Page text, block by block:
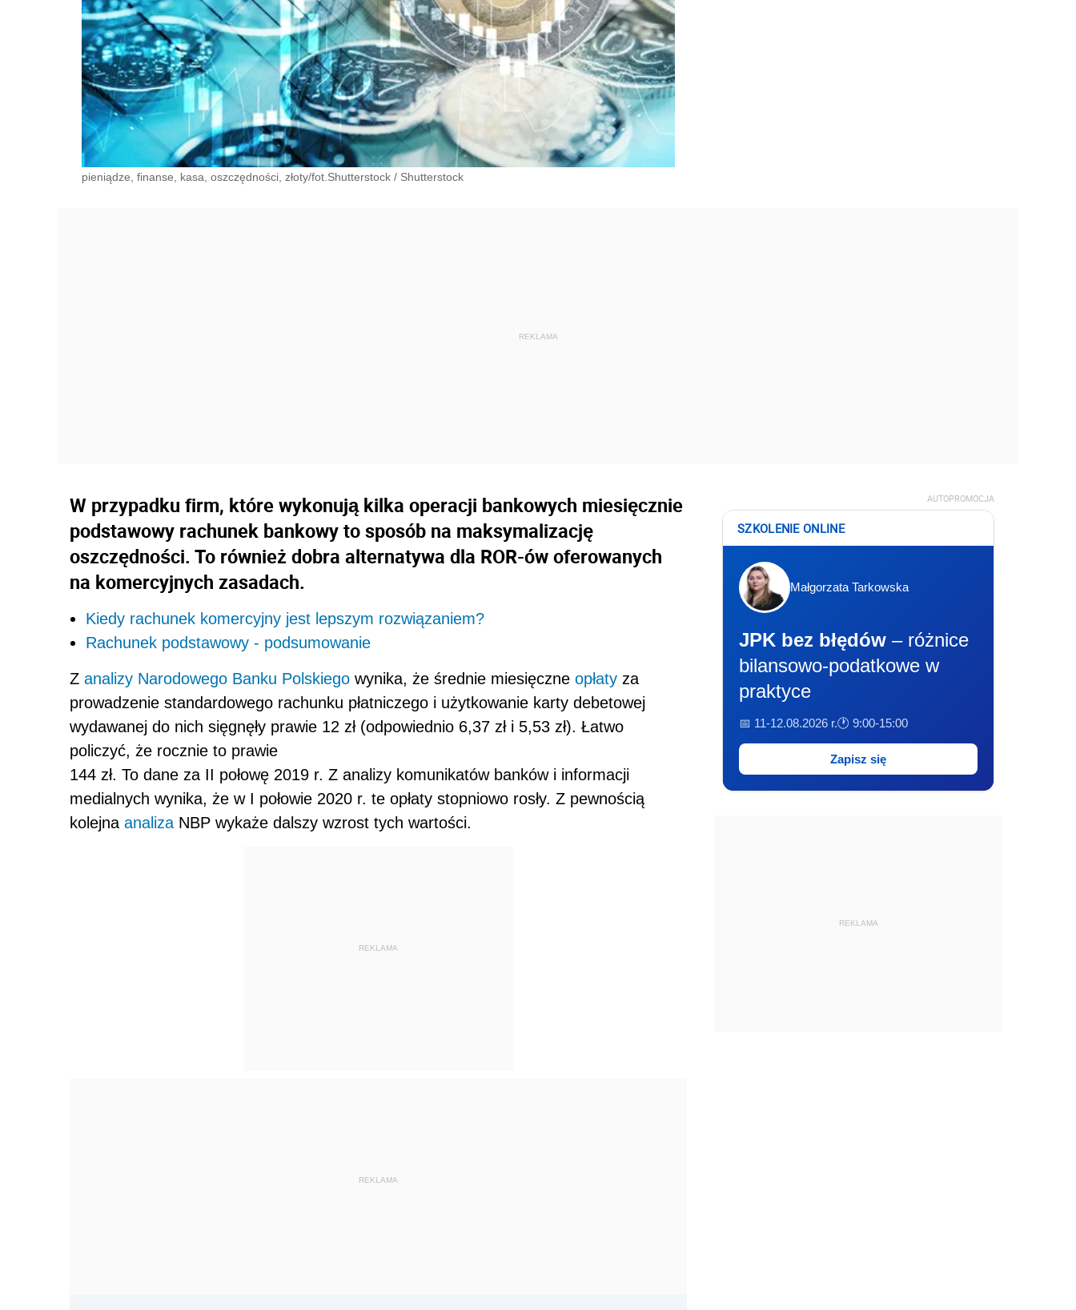
pieniądze, finanse, kasa, oszczędności, złoty/fot.Shutterstock / Shutterstock
W przypadku firm, które wykonują kilka operacji bankowych miesięcznie
podstawowy rachunek bankowy to sposób na maksymalizację
oszczędności. To również dobra alternatywa dla ROR-ów oferowanych
na komercyjnych zasadach.
Kiedy rachunek komercyjny jest lepszym rozwiązaniem?
Rachunek podstawowy - podsumowanie
Z analizy Narodowego Banku Polskiego wynika, że średnie miesięczne opłaty za
prowadzenie standardowego rachunku płatniczego i użytkowanie karty debetowej
wydawanej do nich sięgnęły prawie 12 zł (odpowiednio 6,37 zł i 5,53 zł). Łatwo
policzyć, że rocznie to prawie
144 zł. To dane za II połowę 2019 r. Z analizy komunikatów banków i informacji
medialnych wynika, że w I połowie 2020 r. te opłaty stopniowo rosły. Z pewnością
kolejna analiza NBP wykaże dalszy wzrost tych wartości.
REKLAMA
REKLAMA
AUTOPROMOCJA
SZKOLENIE ONLINE
Małgorzata Tarkowska
JPK bez błędów – różnice
bilansowo-podatkowe w
praktyce
📅 11-12.08.2026 r.🕐 9:00-15:00
Zapisz się
REKLAMA